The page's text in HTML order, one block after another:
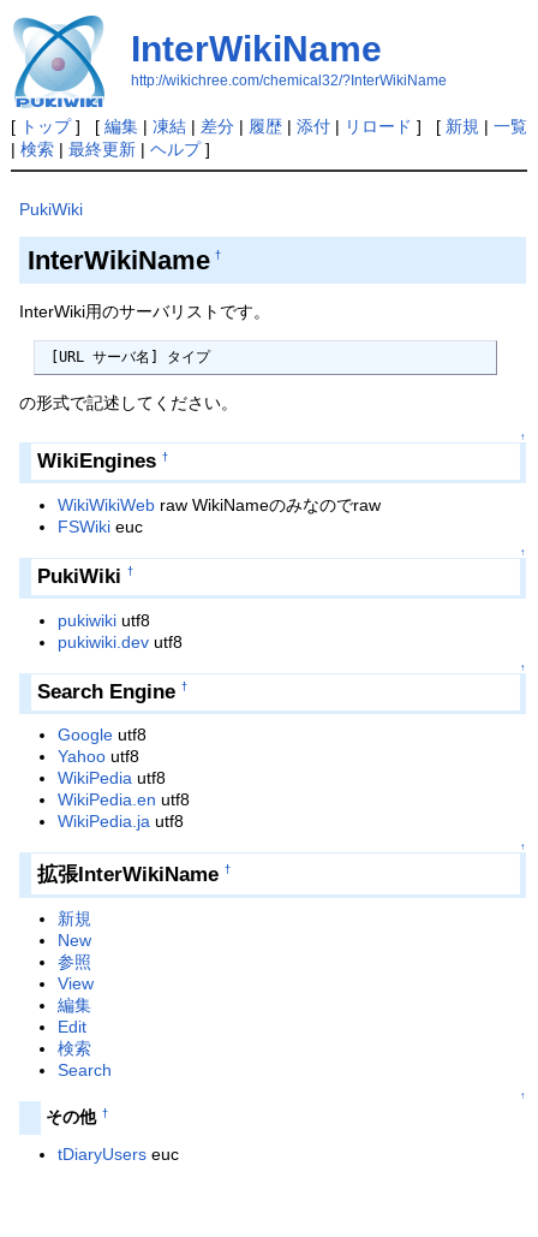
InterWikiName
http://wikichree.com/chemical32/?InterWikiName
[ トップ] [ 編集| 凍結| 差分| 履歴| 添付| リロード ] [ 新規 | 一覧
| 検索| 最終更新| ヘルプ]
PukiWiki
InterWikiName †
InterWiki用のサーバリストです。
[URL サーバ名] タイプ
の形式で記述してください。
↑
WikiEngines †
WikiWikiWeb raw WikiNameのみなのでraw
FSWiki euc
↑
PukiWiki †
pukiwiki utf8
pukiwiki.dev utf8
↑
Search Engine †
Google utf8
Yahoo utf8
WikiPedia utf8
WikiPedia.en utf8
WikiPedia.ja utf8
↑
拡張InterWikiName †
新規
New
参照
View
編集
Edit
検索
Search
↑
その他 †
tDiaryUsers euc